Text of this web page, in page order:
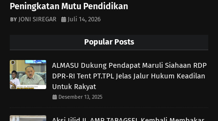
Peningkatan Mutu Pendidikan
JONI SIREGAR Juli 14, 2026
Popular Posts
ALMASU Dukung Pendapat Maruli Siahaan RDP
DPR-RI Tent PT.TPL Jelas Jalur Hukum Keadilan
Untuk Rakyat
Desember 13, 2025